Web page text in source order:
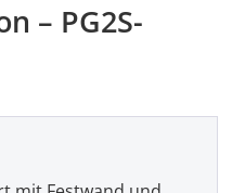
– PG2S-